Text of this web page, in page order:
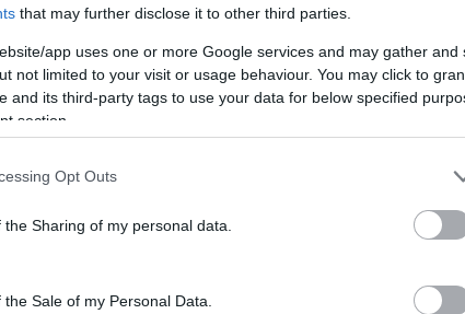
that may further disclose it to other third parties.
app uses one or more Google services and may gather and
not limited to your visit or usage behaviour. You may click to
and its third-party tags to use your data for below specified
section.
Opt Outs
Sharing of my personal data.
Sale of my Personal Data.